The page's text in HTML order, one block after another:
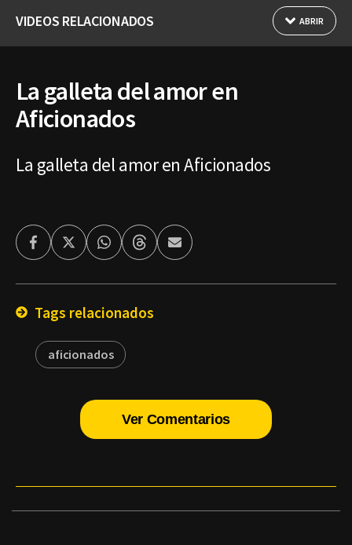
VIDEOS RELACIONADOS ABRIR
La galleta del amor en
Aficionados
La galleta del amor en Aficionados
FacebookTwitterWhatsappThreadsEnviar
por
Tags relacionados
aficionados
Ver Comentarios